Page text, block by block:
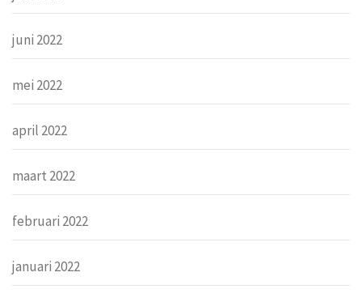
juni 2022
mei 2022
april 2022
maart 2022
februari 2022
januari 2022